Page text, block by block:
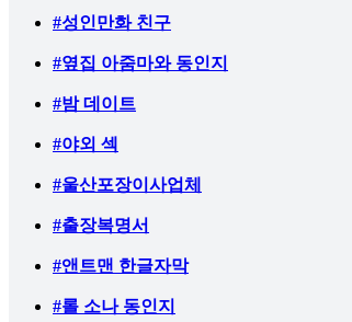
#성인만화 친구
#옆집 아줌마와 동인지
#밤 데이트
#야외 섹
#울산포장이사업체
#출장복명서
#앤트맨 한글자막
#롤 소나 동인지